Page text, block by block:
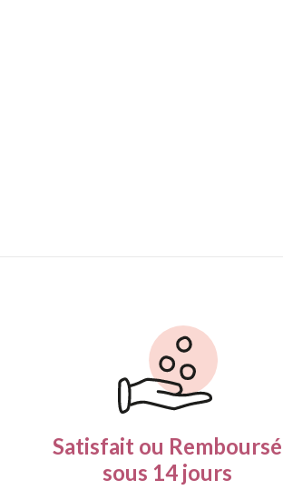
Satisfait ou Remboursé
sous 14 jours